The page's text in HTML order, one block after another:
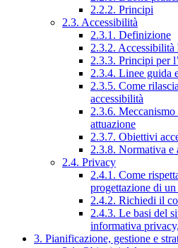
2.2.2. Principi
2.3. Accessibilità
2.3.1. Definizione
2.3.2. Accessibilità
2.3.3. Principi per
2.3.4. Linee guida
2.3.5. Come
accessibilità
2.3.6.
attuazione
2.3.7. Obiettivi
2.3.8. Normativa e
2.4. Privacy
2.4.1. Come
progettazione di
2.4.2. Richiedi il
2.4.3. Le basi del
informativa
3. Pianificazione, gestione e